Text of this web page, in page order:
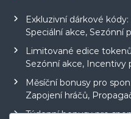
Exkluzivní dárkové
Speciální akce, Sezónní
Limitované edice
Sezónní akce, Incentivy
Měsíční bonusy pro
Zapojení hráčů,
Týdenní bonusy pro